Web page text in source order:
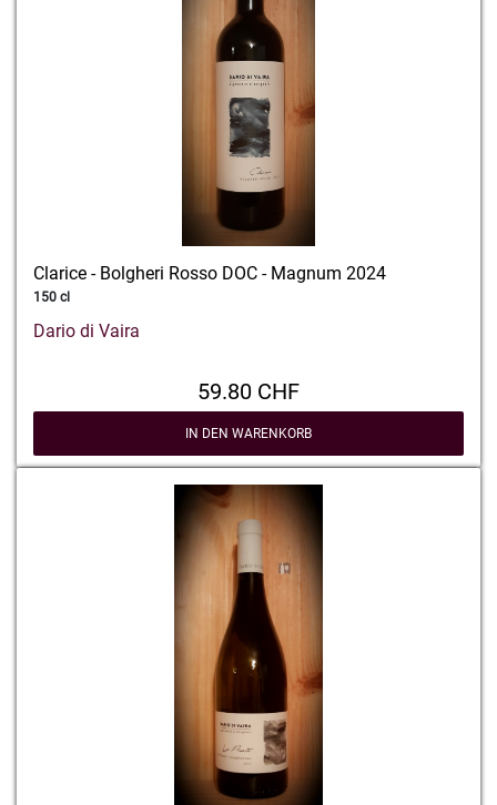
Clarice - Bolgheri Rosso DOC - Magnum 2024
150 cl
Dario di Vaira
59.80 CHF
IN DEN WARENKORB